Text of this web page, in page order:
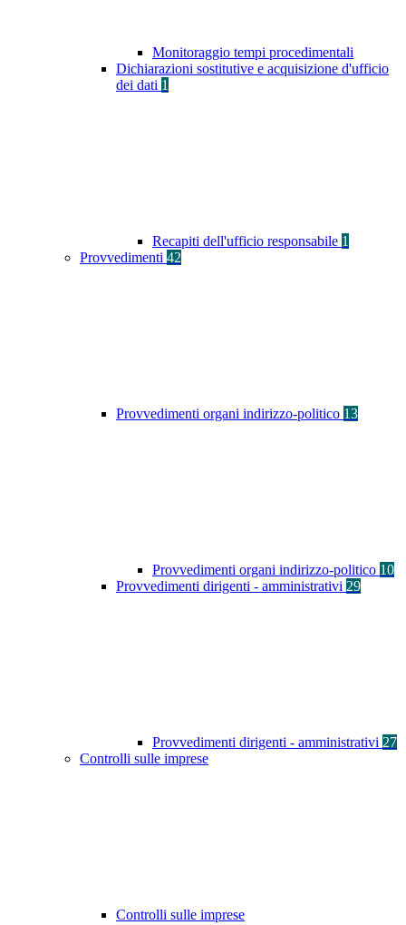
Monitoraggio tempi procedimentali
Dichiarazioni sostitutive e acquisizione d'ufficio
dei dati 1
Recapiti dell'ufficio responsabile 1
Provvedimenti 42
Provvedimenti organi indirizzo-politico 13
Provvedimenti organi indirizzo-politico 10
Provvedimenti dirigenti - amministrativi 29
Provvedimenti dirigenti - amministrativi 27
Controlli sulle imprese
Controlli sulle imprese